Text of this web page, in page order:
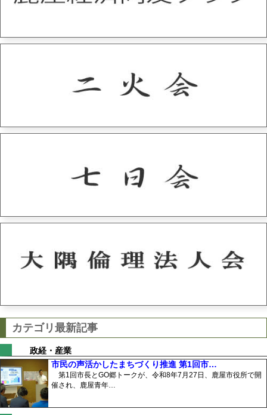
カテゴリ最新記事
政経・産業
市民の声活かしたまちづくり推進 第1回市…
第1回市長とGO郷トークが、令和8年7月27日、鹿屋市役所で開
催され、鹿屋青年…